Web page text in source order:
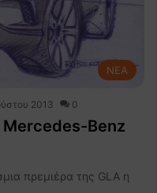
NEA
2013 0
Mercedes-Benz
πρεμιέρα της GLA η